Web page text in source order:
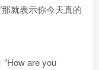
就表示你今天真的
are you